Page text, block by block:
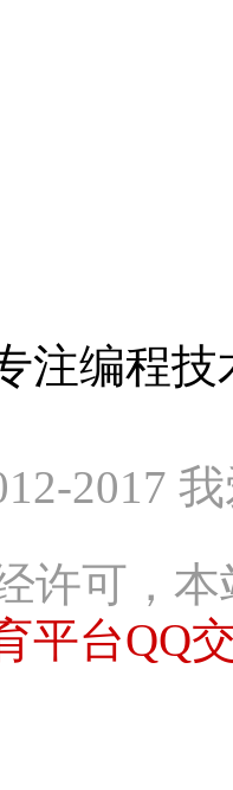
注编程
2017
许可，
平台QQ